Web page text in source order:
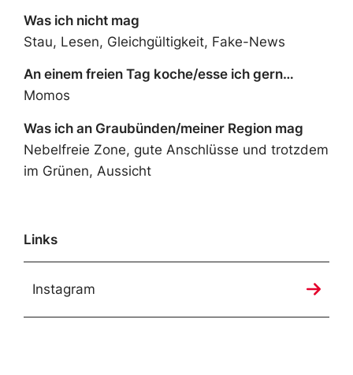
Was ich nicht mag
Stau, Lesen, Gleichgültigkeit, Fake-News
An einem freien Tag koche/esse ich gern…
Momos
Was ich an Graubünden/meiner Region mag
Nebelfreie Zone, gute Anschlüsse und trotzdem
im Grünen, Aussicht
Links
Instagram